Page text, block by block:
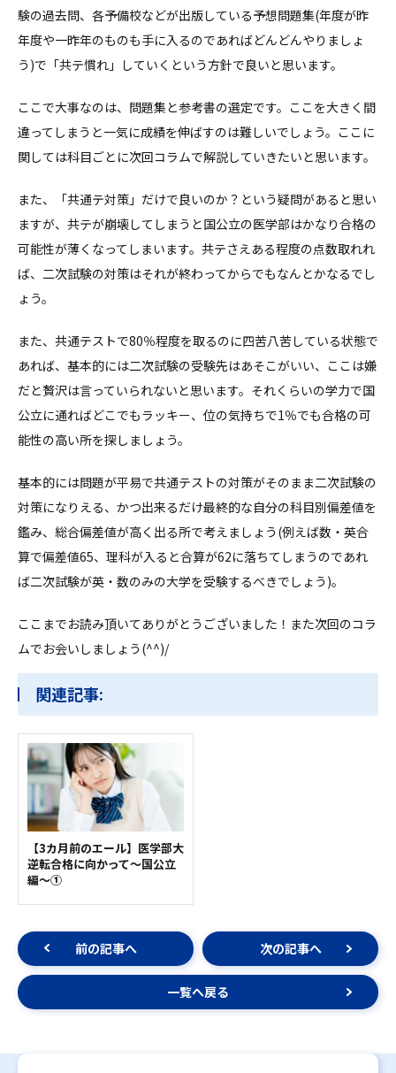
験の過去問、各予備校などが出版している予想問題集(年度が昨
年度や一昨年のものも手に入るのであればどんどんやりましょ
う)で「共テ慣れ」していくという方針で良いと思います。
ここで大事なのは、問題集と参考書の選定です。ここを大きく間
違ってしまうと一気に成績を伸ばすのは難しいでしょう。ここに
関しては科目ごとに次回コラムで解説していきたいと思います。
また、「共通テ対策」だけで良いのか？という疑問があると思い
ますが、共テが崩壊してしまうと国公立の医学部はかなり合格の
可能性が薄くなってしまいます。共テさえある程度の点数取れれ
ば、二次試験の対策はそれが終わってからでもなんとかなるでし
ょう。
また、共通テストで80％程度を取るのに四苦八苦している状態で
あれば、基本的には二次試験の受験先はあそこがいい、ここは嫌
だと贅沢は言っていられないと思います。それくらいの学力で国
公立に通ればどこでもラッキー、位の気持ちで1％でも合格の可
能性の高い所を探しましょう。
基本的には問題が平易で共通テストの対策がそのまま二次試験の
対策になりえる、かつ出来るだけ最終的な自分の科目別偏差値を
鑑み、総合偏差値が高く出る所で考えましょう(例えば数・英合
算で偏差値65、理科が入ると合算が62に落ちてしまうのであれ
ば二次試験が英・数のみの大学を受験するべきでしょう)。
ここまでお読み頂いてありがとうございました！また次回のコラ
ムでお会いしましょう(^^)/
関連記事:
【3カ月前のエール】医学部大
逆転合格に向かって～国公立
編～①
前の記事へ 次の記事へ
一覧へ戻る